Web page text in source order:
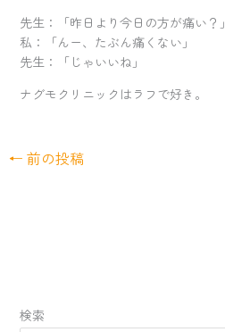
先生：「昨日より今日の方が痛い？」
私：「んー、たぶん痛くない」
先生：「じゃいいね」
ナグモクリニックはラフで好き。
← 前の投稿
検索